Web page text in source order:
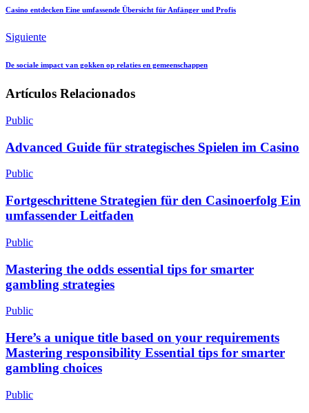
Casino entdecken Eine umfassende Übersicht für Anfänger und Profis
Siguiente
De sociale impact van gokken op relaties en gemeenschappen
Artículos Relacionados
Public
Advanced Guide für strategisches Spielen im Casino
Public
Fortgeschrittene Strategien für den Casinoerfolg Ein
umfassender Leitfaden
Public
Mastering the odds essential tips for smarter
gambling strategies
Public
Here’s a unique title based on your requirements
Mastering responsibility Essential tips for smarter
gambling choices
Public